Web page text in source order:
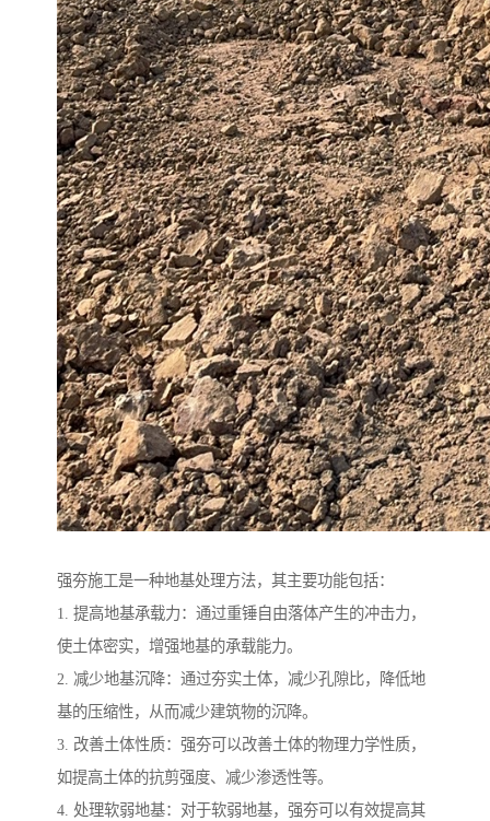
强夯施工是一种地基处理方法，其主要功能包括：
1. 提高地基承载力：通过重锤自由落体产生的冲击力，
使土体密实，增强地基的承载能力。
2. 减少地基沉降：通过夯实土体，减少孔隙比，降低地
基的压缩性，从而减少建筑物的沉降。
3. 改善土体性质：强夯可以改善土体的物理力学性质，
如提高土体的抗剪强度、减少渗透性等。
4. 处理软弱地基：对于软弱地基，强夯可以有效提高其